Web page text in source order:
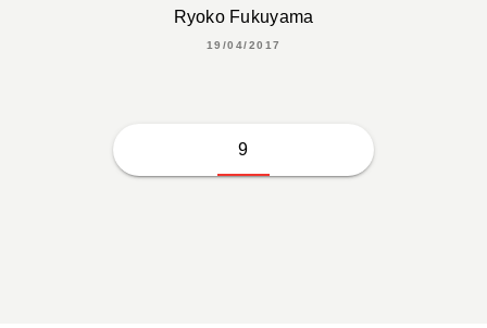
Ryoko Fukuyama
19/04/2017
9